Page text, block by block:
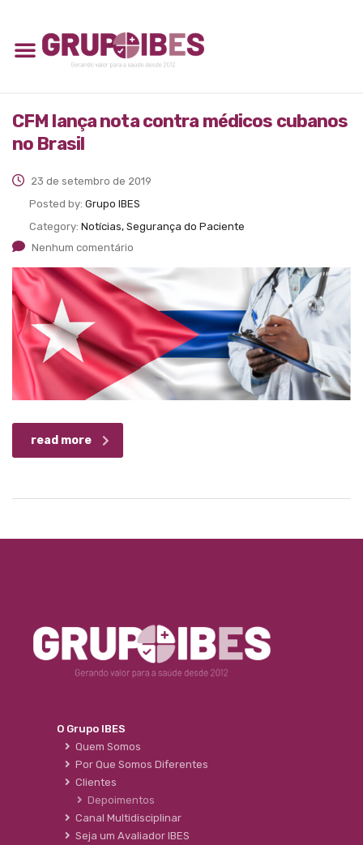
CFM lança nota contra médicos cubanos
no Brasil
23 de setembro de 2019
Posted by: Grupo IBES
Category: Notícias, Segurança do Paciente
Nenhum comentário
read more
O Grupo IBES
Quem Somos
Por Que Somos Diferentes
Clientes
Depoimentos
Canal Multidisciplinar
Seja um Avaliador IBES